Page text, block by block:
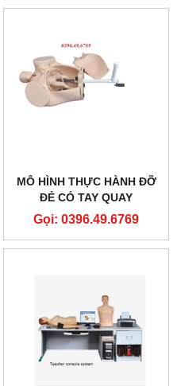
MÔ HÌNH THỰC HÀNH ĐỠ
ĐẺ CÓ TAY QUAY
Gọi: 0396.49.6769